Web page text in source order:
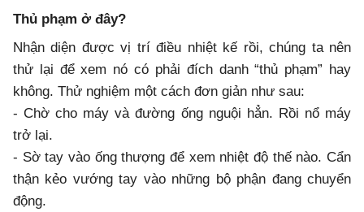
Thủ phạm ở đây?
Nhận diện được vị trí điều nhiệt kế rồi, chúng ta nên
thử lại để xem nó có phải đích danh “thủ phạm” hay
không. Thử nghiệm một cách đơn giản như sau:
- Chờ cho máy và đường ống nguội hẳn. Rồi nổ máy
trở lại.
- Sờ tay vào ống thượng để xem nhiệt độ thế nào. Cẩn
thận kẻo vướng tay vào những bộ phận đang chuyển
động.